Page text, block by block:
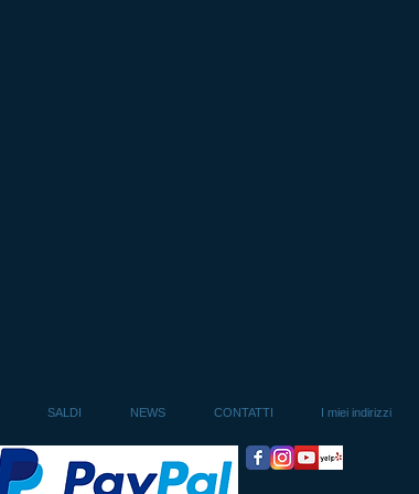
SALDI NEWS CONTATTI I miei indirizzi